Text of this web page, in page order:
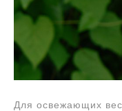
Для освежающих